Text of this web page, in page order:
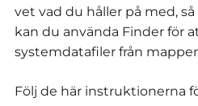
vet vad du håller på med,
kan du använda Finder för
systemdatafiler från
Följ de här instruktionerna